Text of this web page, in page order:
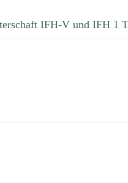
IFH-V und IFH